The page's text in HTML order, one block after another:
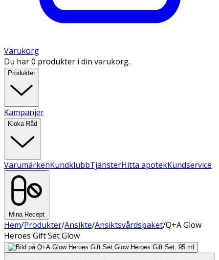
Varukorg
Du har 0 produkter i din varukorg.
Produkter
Kampanjer
Kloka Råd
VarumärkenKundklubbTjänsterHitta apotekKundservice
Mina Recept
Hem/Produkter/Ansikte/Ansiktsvårdspaket/Q+A Glow
Heroes Gift Set Glow